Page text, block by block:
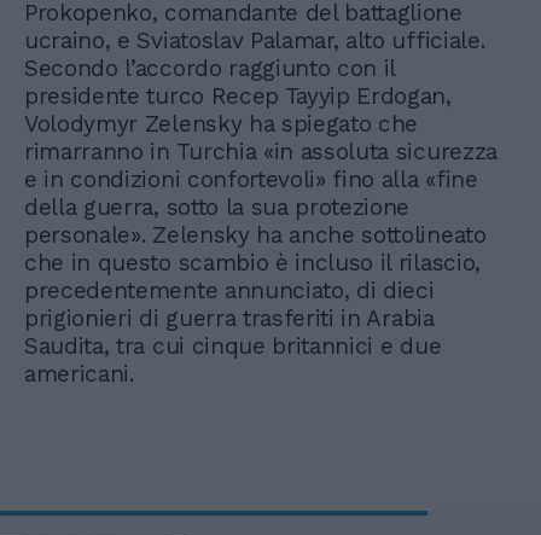
Prokopenko, comandante del battaglione
ucraino, e Sviatoslav Palamar, alto ufficiale.
Secondo l’accordo raggiunto con il
presidente turco Recep Tayyip Erdogan,
Volodymyr Zelensky ha spiegato che
rimarranno in Turchia «in assoluta sicurezza
e in condizioni confortevoli» fino alla «fine
della guerra, sotto la sua protezione
personale». Zelensky ha anche sottolineato
che in questo scambio è incluso il rilascio,
precedentemente annunciato, di dieci
prigionieri di guerra trasferiti in Arabia
Saudita, tra cui cinque britannici e due
americani.